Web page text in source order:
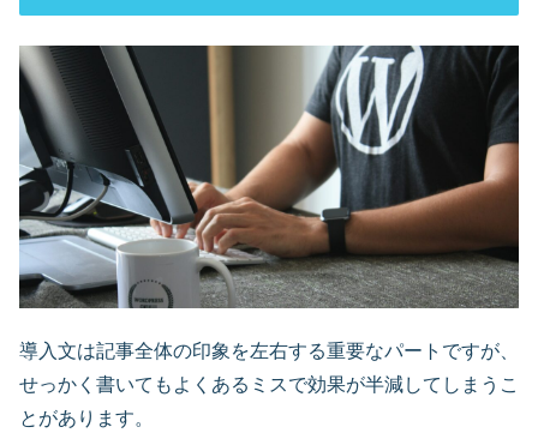
導入文は記事全体の印象を左右する重要なパートですが、
せっかく書いてもよくあるミスで効果が半減してしまうこ
とがあります。